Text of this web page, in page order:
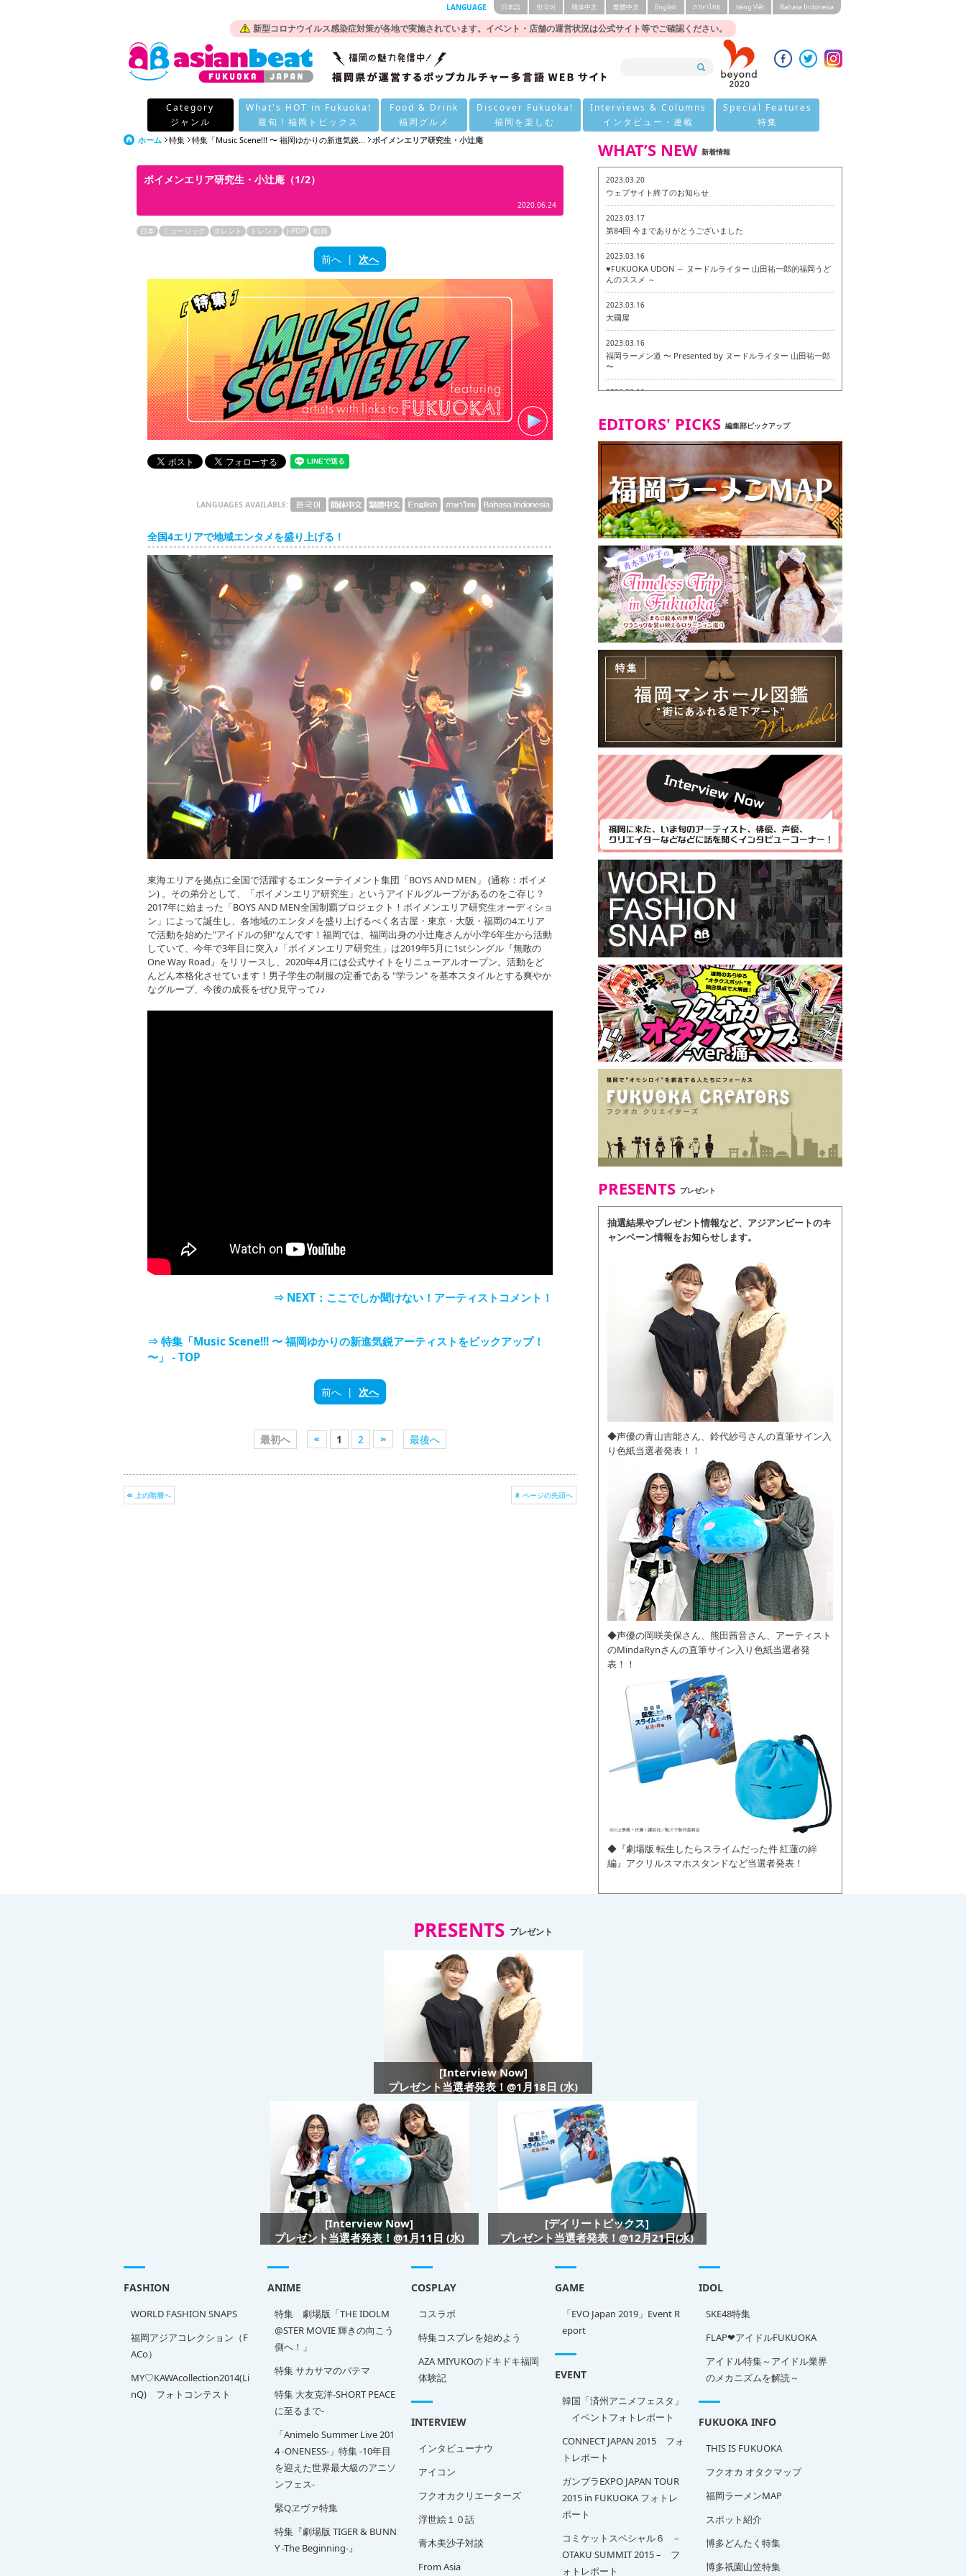
新型コロナウイルス感染症対策が各地で実施されています。イベント・店舗の運営状況は公式サイト等でご確認ください。
LANGUAGE 日本語 한국어 簡体中文 繁體中文 English ภาษาไทย tiéng Viêt Bahasa Indonesia
Category
ジャンル
What's HOT in Fukuoka!
最旬！福岡トピックス
Food & Drink
福岡グルメ
Discover Fukuoka!
福岡を楽しむ
Interviews & Columns
インタビュー・連載
Special Features
特集
ホーム 特集 特集「Music Scene!!! 〜 福岡ゆかりの新進気鋭... ボイメンエリア研究生・小辻庵
ボイメンエリア研究生・小辻庵（1/2）
2020.06.24
日本 ミュージック タレント トレンド J-POP 動画
前へ | 次へ
LANGUAGES AVAILABLE:
全国4エリアで地域エンタメを盛り上げる！
東海エリアを拠点に全国で活躍するエンターテイメント集団「BOYS AND MEN」 (通称：ボイメ
ン) 。その弟分として、「ボイメンエリア研究生」というアイドルグループがあるのをご存じ？
2017年に始まった「BOYS AND MEN全国制覇プロジェクト！ボイメンエリア研究生オーディショ
ン」によって誕生し、各地域のエンタメを盛り上げるべく名古屋・東京・大阪・福岡の4エリア
で活動を始めた"アイドルの卵"なんです！福岡では、福岡出身の小辻庵さんが小学6年生から活動
していて、今年で3年目に突入♪「ボイメンエリア研究生」は2019年5月に1stシングル『無敵の
One Way Road』をリリースし、2020年4月には公式サイトをリニューアルオープン。活動をど
んどん本格化させています！男子学生の制服の定番である "学ラン" を基本スタイルとする爽やか
なグループ、今後の成長をぜひ見守って♪♪
⇒ NEXT：ここでしか聞けない！アーティストコメント！
⇒ 特集「Music Scene!!! 〜 福岡ゆかりの新進気鋭アーティストをピックアップ！
〜」 - TOP
前へ | 次へ
最初へ 1 2 最後へ
上の階層へ ページの先頭へ
WHAT’S NEW 新着情報
2023.03.20
ウェブサイト終了のお知らせ
2023.03.17
第84回 今までありがとうございました
2023.03.16
♥FUKUOKA UDON ～ ヌードルライター 山田祐一郎的福岡うど
んのススメ ～
2023.03.16
大國屋
2023.03.16
福岡ラーメン道 〜 Presented by ヌードルライター 山田祐一郎
〜
2023.03.16
2023.03.07
ヴィーガン・ベジタリアンメニュー試食ツアー in 福岡市
2023.03.07
磯ぎよからず 博多本店 〜 ヴィーガン・ベジタリアンメニュー試
食ツアー in 福岡市！〜
2023.03.02
リトルスタンド大名店 〜 ヴィーガン・ベジタリアンメニュー
試食ツアー in 福岡市！〜
2023.02.28
東筑軒 折尾本社うどん店
EDITORS' PICKS 編集部ピックアップ
PRESENTS プレゼント
抽選結果やプレゼント情報など、アジアンビートのキ
ャンペーン情報をお知らせします。
◆声優の青山吉能さん、鈴代紗弓さんの直筆サイン入
り色紙当選者発表！！
◆声優の岡咲美保さん、熊田茜音さん、アーティスト
のMindaRynさんの直筆サイン入り色紙当選者発
表！！
◆『劇場版 転生したらスライムだった件 紅蓮の絆
編』アクリルスマホスタンドなど当選者発表！
PRESENTS プレゼント
[Interview Now]
プレゼント当選者発表！@1月18日 (水)
[Interview Now]
プレゼント当選者発表！@1月11日 (水)
[デイリートピックス]
プレゼント当選者発表！@12月21日(水)
FASHION
WORLD FASHION SNAPS
福岡アジアコレクション（F
ACo）
MY♡KAWAcollection2014(Li
nQ) フォトコンテスト
ANIME
特集 劇場版「THE IDOLM
@STER MOVIE 輝きの向こう
側へ！」
特集 サカサマのパテマ
特集 大友克洋-SHORT PEACE
に至るまで-
「Animelo Summer Live 201
4 -ONENESS-」特集 -10年目
を迎えた世界最大級のアニソ
ンフェス-
緊Qヱヴァ特集
特集『劇場版 TIGER & BUNN
Y -The Beginning-』
COSPLAY
コスラボ
特集コスプレを始めよう
AZA MIYUKOのドキドキ福岡
体験記
GAME
「EVO Japan 2019」Event R
eport
IDOL
SKE48特集
FLAP❤アイドルFUKUOKA
アイドル特集～アイドル業界
のメカニズムを解読～
EVENT
韓国「済州アニメフェスタ」
イベントフォトレポート
CONNECT JAPAN 2015 フォ
トレポート
ガンプラEXPO JAPAN TOUR
2015 in FUKUOKA フォトレ
ポート
コミケットスペシャル６ –
OTAKU SUMMIT 2015 – フ
ォトレポート
INTERVIEW
インタビューナウ
アイコン
フクオカクリエーターズ
浮世絵１０話
青木美沙子対談
From Asia
FUKUOKA INFO
THIS IS FUKUOKA
フクオカ オタクマップ
福岡ラーメンMAP
スポット紹介
博多どんたく特集
博多祇園山笠特集